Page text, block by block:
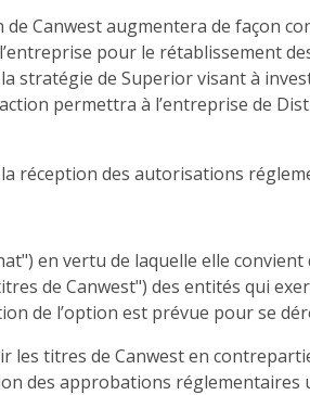
Canwest augmentera de façon
pour le rétablissement
stratégie de Superior visant à
permettra à l’entreprise de
réception des autorisations
en vertu de laquelle elle
de Canwest") des entités qui
de l’option est prévue pour se
les titres de Canwest en
des approbations réglementaires